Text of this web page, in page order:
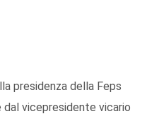
presidenza della Feps
vicepresidente vicario